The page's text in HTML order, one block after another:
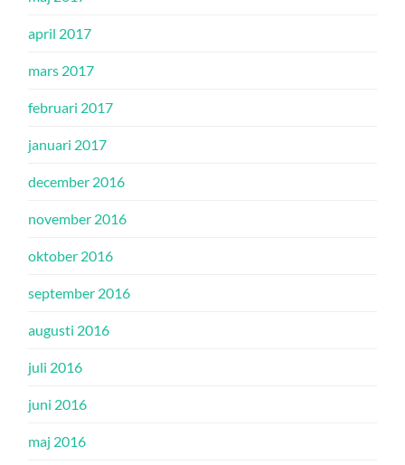
april 2017
mars 2017
februari 2017
januari 2017
december 2016
november 2016
oktober 2016
september 2016
augusti 2016
juli 2016
juni 2016
maj 2016